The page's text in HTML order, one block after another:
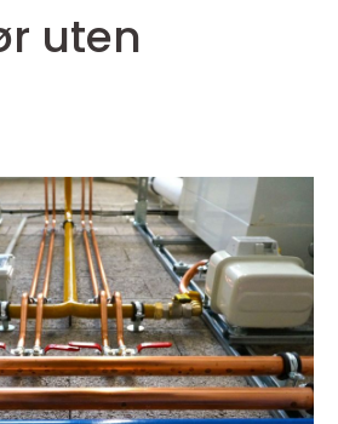
uten